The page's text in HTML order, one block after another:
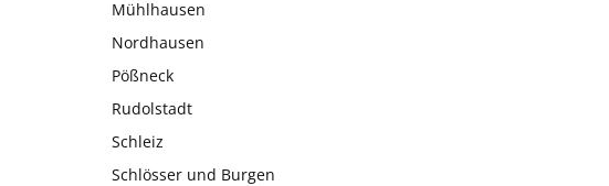
Mühlhausen
Nordhausen
Pößneck
Rudolstadt
Schleiz
Schlösser und Burgen